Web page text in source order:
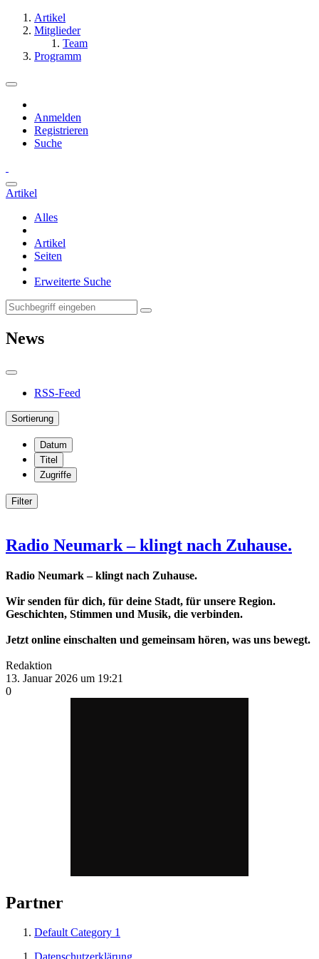
Artikel
Mitglieder
Team
Programm
Anmelden
Registrieren
Suche
Artikel
Alles
Artikel
Seiten
Erweiterte Suche
News
RSS-Feed
Sortierung
Datum
Titel
Zugriffe
Filter
Radio Neumark – klingt nach Zuhause.
Radio Neumark – klingt nach Zuhause.
Wir senden für dich, für deine Stadt, für unsere Region.
Geschichten, Stimmen und Musik, die verbinden.
Jetzt online einschalten und gemeinsam hören, was uns bewegt.
Redaktion
13. Januar 2026 um 19:21
0
Partner
Default Category 1